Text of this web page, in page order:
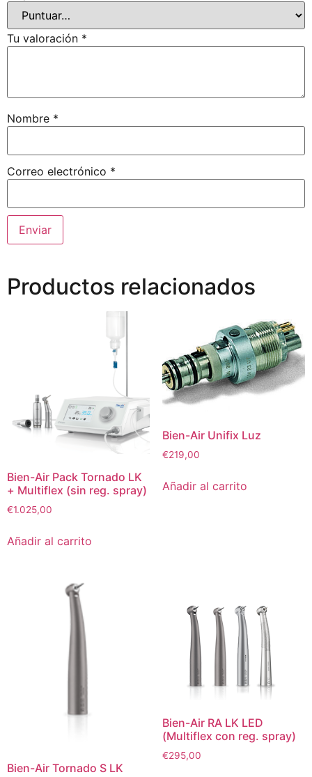
Tu valoración *
Nombre *
Correo electrónico *
Productos relacionados
Bien-Air Pack Tornado LK
+ Multiflex (sin reg. spray)
€1.025,00
Añadir al carrito
Bien-Air Unifix Luz
€219,00
Añadir al carrito
Bien-Air Tornado S LK
Bien-Air RA LK LED
(Multiflex con reg. spray)
€295,00